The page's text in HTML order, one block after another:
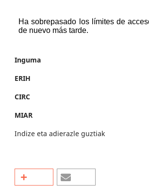
Inguma
ERIH
CIRC
MIAR
Indize eta adierazle guztiak